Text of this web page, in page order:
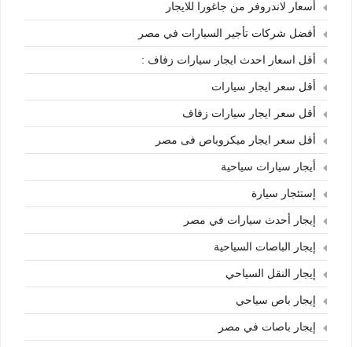
أسعار لاندروفر من جاغورا للايجار
أفضل شركات تأجير السيارات في مصر
أقل اسعار احدث ايجار سيارات زفاف :
أقل سعر ايجار سيارات
أقل سعر ايجار سيارات زفاف
أقل سعر ايجار ميكروباص فى مصر
أيجار سيارات سياحية
إستئجار سيارة
إيجار أحدث سيارات في مصر
إيجار الباصات السياحية
إيجار النقل السياحي
إيجار باص سياحي
إيجار باصات في مصر